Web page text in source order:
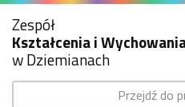
Zespół
Kształcenia i
w Dziemianach
Przejdź do